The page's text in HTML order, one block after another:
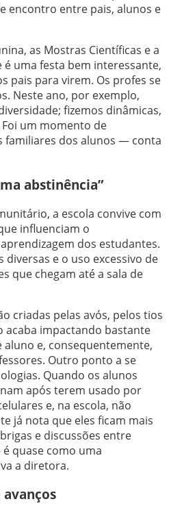
encontro entre pais, alunos e
as Mostras Científicas e a
é uma festa bem interessante,
pais para virem. Os profes se
Neste ano, por exemplo,
fizemos dinâmicas,
um momento de
familiares dos alunos — conta
abstinência”
a escola convive com
influenciam o
dos estudantes.
diversas e o uso excessivo de
que chegam até a sala de
criadas pelas avós, pelos tios
acaba impactando bastante
aluno e, consequentemente,
Outro ponto a se
Quando os alunos
após terem usado por
e, na escola, não
já nota que eles ficam mais
e discussões entre
quase como uma
a diretora.